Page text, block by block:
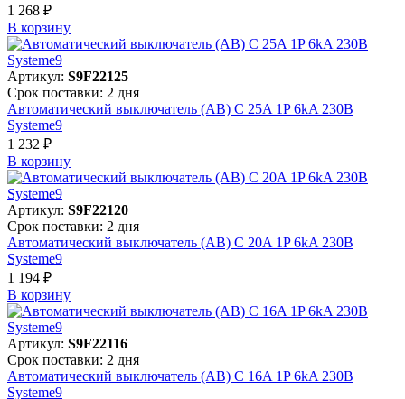
1 268 ₽
В корзинy
Артикул: S9F22125
Срок поставки: 2 дня
Автоматический выключатель (АВ) C 25A 1P 6kA 230В
Systeme9
1 232 ₽
В корзинy
Артикул: S9F22120
Срок поставки: 2 дня
Автоматический выключатель (АВ) C 20A 1P 6kA 230В
Systeme9
1 194 ₽
В корзинy
Артикул: S9F22116
Срок поставки: 2 дня
Автоматический выключатель (АВ) C 16A 1P 6kA 230В
Systeme9